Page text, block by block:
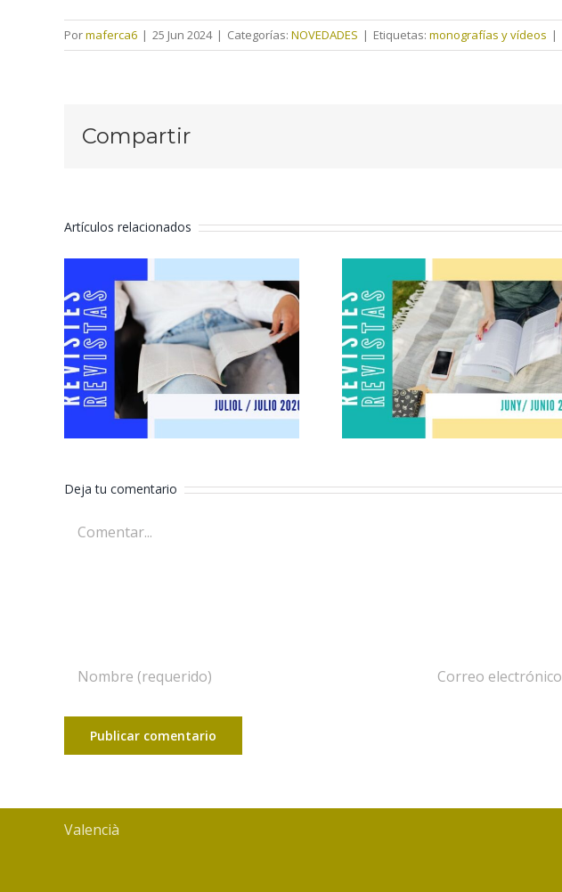
Pormaferca6 | 25 Jun 2024 | Categorías: NOVEDADES | Etiquetas: monografías y vídeos |
Compartir
Artículos relacionados
Revistas julio
2026
Revistas junio
2026
Deja tu comentario
Comentar
Valencià